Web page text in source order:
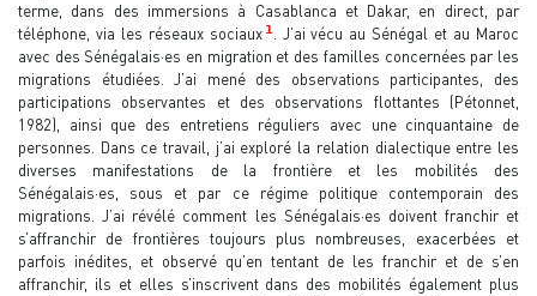
terme, dans des immersions à Casablanca et Dakar, en direct, par
téléphone, via les réseaux sociaux 1. J’ai vécu au Sénégal et au Maroc
avec des Sénégalais·es en migration et des familles concernées par les
migrations étudiées. J’ai mené des observations participantes, des
participations observantes et des observations flottantes (Pétonnet,
1982), ainsi que des entretiens réguliers avec une cinquantaine de
personnes. Dans ce travail, j’ai exploré la relation dialectique entre les
diverses manifestations de la frontière et les mobilités des
Sénégalais·es, sous et par ce régime politique contemporain des
migrations. J’ai révélé comment les Sénégalais·es doivent franchir et
s’affranchir de frontières toujours plus nombreuses, exacerbées et
parfois inédites, et observé qu’en tentant de les franchir et de s’en
affranchir, ils et elles s’inscrivent dans des mobilités également plus